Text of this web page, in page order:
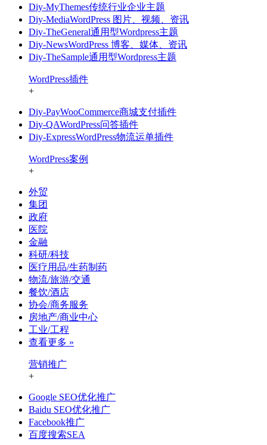
Diy-MyThemes传统行业企业主题
Diy-MediaWordPress 图片、视频、资讯
Diy-TheGeneral通用型Wordpress主题
Diy-NewsWordPress 博客、媒体、资讯
Diy-TheSample通用型Wordpress主题
WordPress插件
+
Diy-PayWooCommerce商城支付插件
Diy-QAWordPress问答插件
Diy-ExpressWordPress物流运单插件
WordPress案例
+
外贸
集团
政府
医院
金融
科研/科技
医疗用品/生药制药
物流/旅游/交通
餐饮/酒店
协会/商务服务
房地产/商业中心
工业/工程
查看更多 »
营销推广
+
Google SEO优化推广
Baidu SEO优化推广
Facebook推广
百度搜索SEA